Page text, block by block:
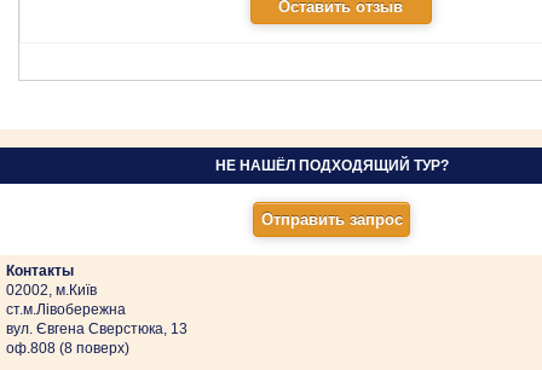
НЕ НАШЁЛ ПОДХОДЯЩИЙ ТУР?
Контакты
02002, м.Київ
ст.м.Лівобережна
вул. Євгена Сверстюка, 13
оф.808 (8 поверх)